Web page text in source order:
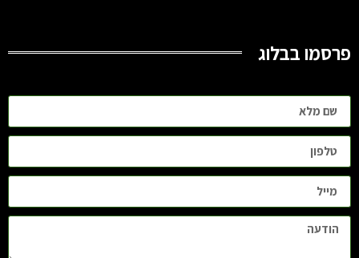
פרסמו בבלוג